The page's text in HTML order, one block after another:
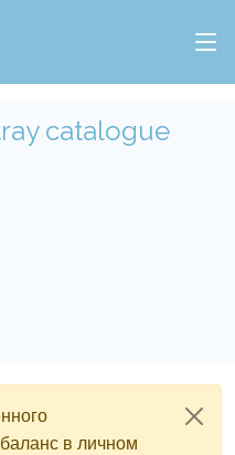
catalogue
в личном